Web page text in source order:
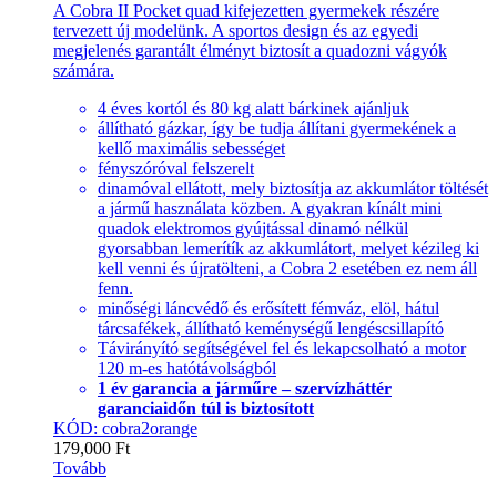
A Cobra II Pocket quad kifejezetten gyermekek részére
tervezett új modelünk. A sportos design és az egyedi
megjelenés garantált élményt biztosít a quadozni vágyók
számára.
4 éves kortól és 80 kg alatt bárkinek ajánljuk
állítható gázkar, így be tudja állítani gyermekének a
kellő maximális sebességet
fényszóróval felszerelt
dinamóval ellátott, mely biztosítja az akkumlátor töltését
a jármű használata közben. A gyakran kínált mini
quadok elektromos gyújtással dinamó nélkül
gyorsabban lemerítík az akkumlátort, melyet kézileg ki
kell venni és újratölteni, a Cobra 2 esetében ez nem áll
fenn.
minőségi láncvédő és erősített fémváz, elöl, hátul
tárcsafékek, állítható keménységű lengéscsillapító
Távirányító segítségével fel és lekapcsolható a motor
120 m-es hatótávolságból
1 év garancia a járműre – szervízháttér
garanciaidőn túl is biztosított
KÓD: cobra2orange
179,000 Ft
Tovább